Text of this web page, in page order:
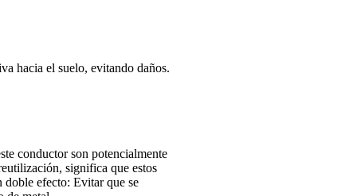
hacia el suelo, evitando daños.
conductor son potencialmente
significa que estos
doble efecto: Evitar que se